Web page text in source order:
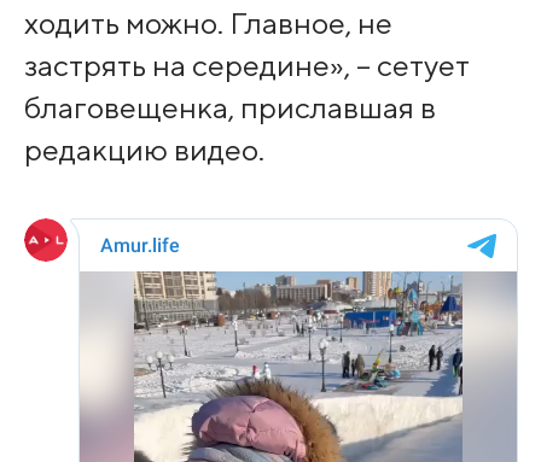
ходить можно. Главное, не
застрять на середине», – сетует
благовещенка, приславшая в
редакцию видео.